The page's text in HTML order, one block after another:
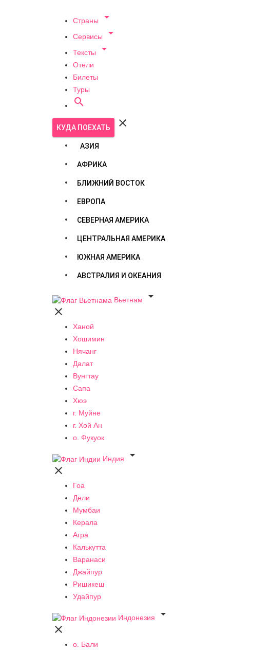
Страны 
Сервисы 
Тексты 
Отели
Билеты
Туры

КУДА ПОЕХАТЬ 
АЗИЯ
АФРИКА
БЛИЖНИЙ ВОСТОК
ЕВРОПА
СЕВЕРНАЯ АМЕРИКА
ЦЕНТРАЛЬНАЯ АМЕРИКА
ЮЖНАЯ АМЕРИКА
АВСТРАЛИЯ И ОКЕАНИЯ
Вьетнам


Ханой
Хошимин
Нячанг
Далат
Вунгтау
Сапа
Хюэ
г. Муйне
г. Хой Ан
о. Фукуок
Индия


Гоа
Дели
Мумбаи
Керала
Агра
Калькутта
Варанаси
Джайпур
Ришикеш
Удайпур
Индонезия


о. Бали